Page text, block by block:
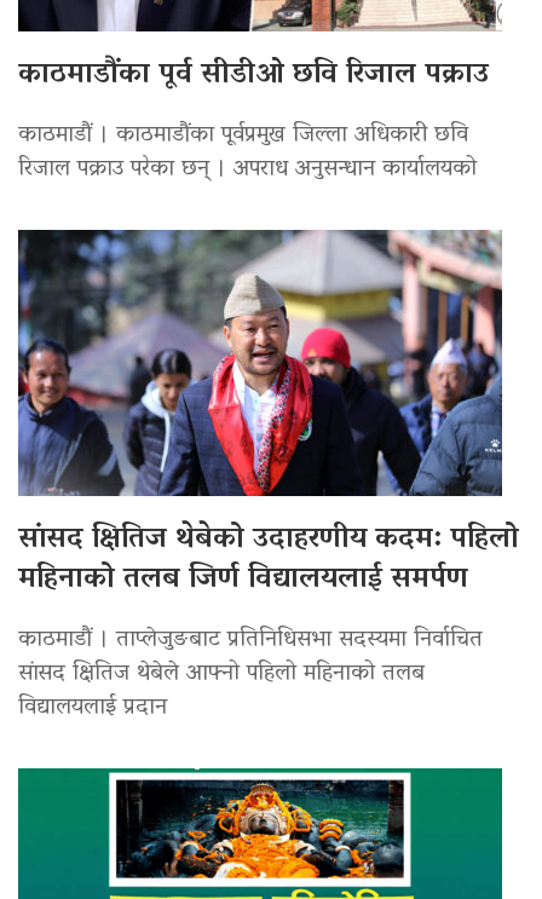
काठमाडौंका पूर्व सीडीओ छवि रिजाल पक्राउ
काठमाडौं । काठमाडौंका पूर्वप्रमुख जिल्ला अधिकारी छवि
रिजाल पक्राउ परेका छन् । अपराध अनुसन्धान कार्यालयको
सांसद क्षितिज थेबेको उदाहरणीय कदम: पहिलो
महिनाको तलब जिर्ण विद्यालयलाई समर्पण
काठमाडौं । ताप्लेजुङबाट प्रतिनिधिसभा सदस्यमा निर्वाचित
सांसद क्षितिज थेबेले आफ्नो पहिलो महिनाको तलब
विद्यालयलाई प्रदान